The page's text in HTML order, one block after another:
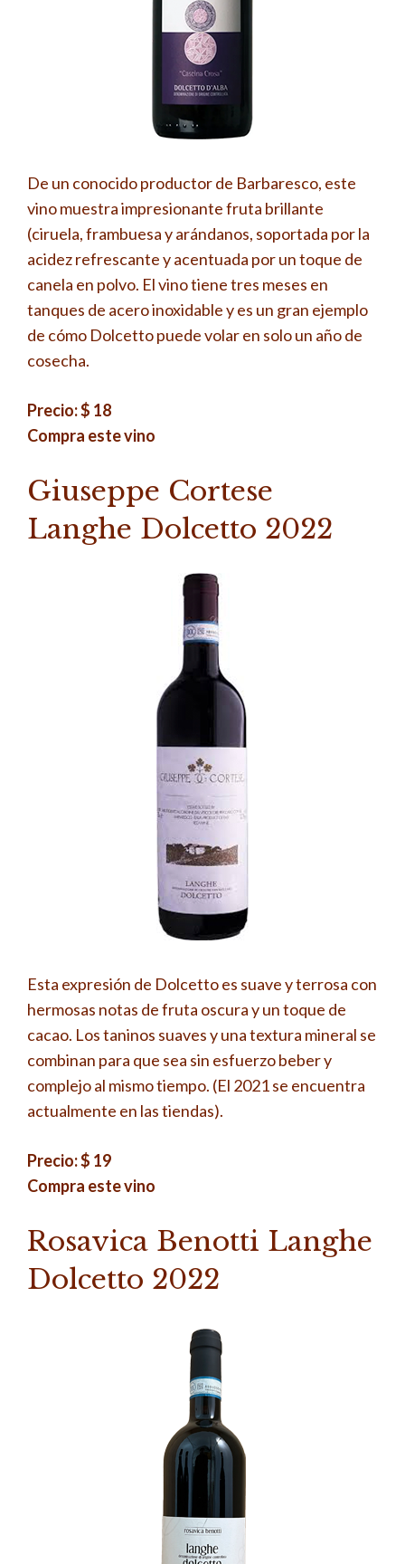
De un conocido productor de Barbaresco, este
vino muestra impresionante fruta brillante
(ciruela, frambuesa y arándanos, soportada por la
acidez refrescante y acentuada por un toque de
canela en polvo. El vino tiene tres meses en
tanques de acero inoxidable y es un gran ejemplo
de cómo Dolcetto puede volar en solo un año de
cosecha.
Precio: $ 18
Compra este vino
Giuseppe Cortese
Langhe Dolcetto 2022
Esta expresión de Dolcetto es suave y terrosa con
hermosas notas de fruta oscura y un toque de
cacao. Los taninos suaves y una textura mineral se
combinan para que sea sin esfuerzo beber y
complejo al mismo tiempo. (El 2021 se encuentra
actualmente en las tiendas).
Precio: $ 19
Compra este vino
Rosavica Benotti Langhe
Dolcetto 2022